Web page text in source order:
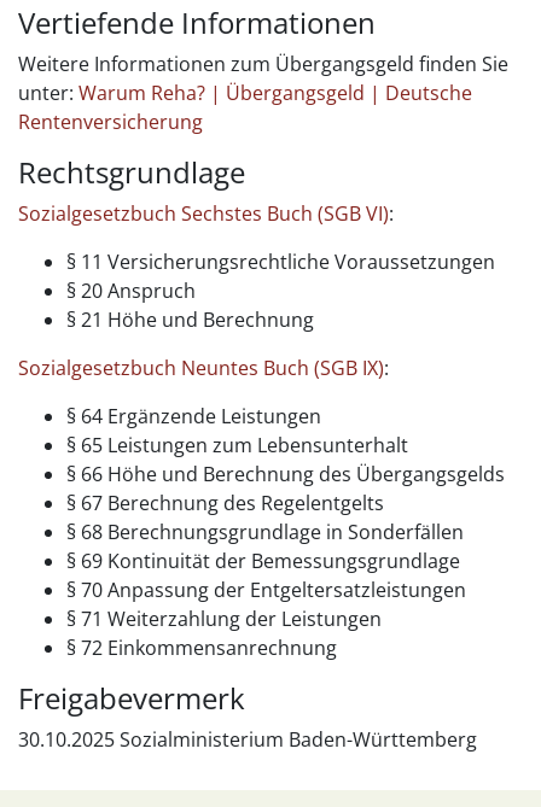
Vertiefende Informationen
Weitere Informationen zum Übergangsgeld finden Sie
unter: Warum Reha? | Übergangsgeld | Deutsche
Rentenversicherung
Rechtsgrundlage
Sozialgesetzbuch Sechstes Buch (SGB VI):
§ 11 Versicherungsrechtliche Voraussetzungen
§ 20 Anspruch
§ 21 Höhe und Berechnung
Sozialgesetzbuch Neuntes Buch (SGB IX):
§ 64 Ergänzende Leistungen
§ 65 Leistungen zum Lebensunterhalt
§ 66 Höhe und Berechnung des Übergangsgelds
§ 67 Berechnung des Regelentgelts
§ 68 Berechnungsgrundlage in Sonderfällen
§ 69 Kontinuität der Bemessungsgrundlage
§ 70 Anpassung der Entgeltersatzleistungen
§ 71 Weiterzahlung der Leistungen
§ 72 Einkommensanrechnung
Freigabevermerk
30.10.2025Sozialministerium Baden-Württemberg